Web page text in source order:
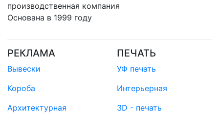
производственная компания
Основана в 1999 году
РЕКЛАМА
Вывески
Короба
Архитектурная
ПЕЧАТЬ
УФ печать
Интерьерная
3D - печать